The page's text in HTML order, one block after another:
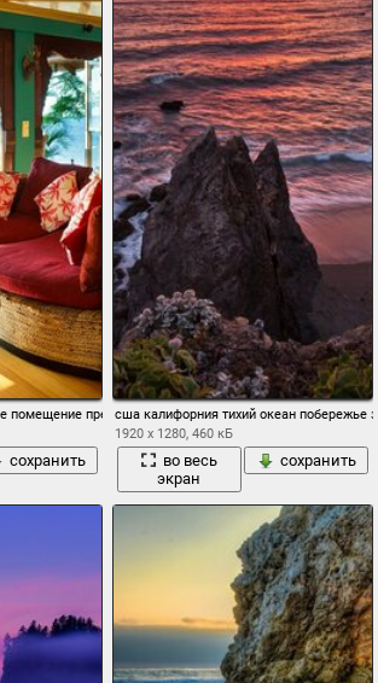
помещение престижная
сохранить
сша калифорния тихий океан побережье
1920 x 1280, 460 кБ
во весь
экран
сохранить